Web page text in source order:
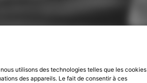
utilisons des technologies telles que les cookies
des appareils. Le fait de consentir à ces